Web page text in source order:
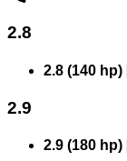
2.8
2.8 (140 hp)
2.9
2.9 (180 hp)